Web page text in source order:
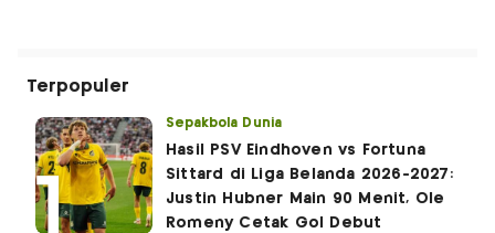
Terpopuler
Sepakbola Dunia
Hasil PSV Eindhoven vs Fortuna
Sittard di Liga Belanda 2026-2027:
Justin Hubner Main 90 Menit, Ole
Romeny Cetak Gol Debut